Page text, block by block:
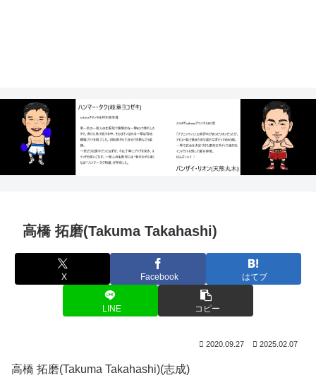
高橋 拓磨(Takuma Takahashi)
X Facebook はてブ
LINE コピー
2020.09.27 2025.02.07
高橋 拓磨(Takuma Takahashi)(志成)